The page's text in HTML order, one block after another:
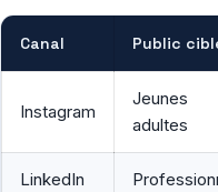
Canal Public
Instagram
Jeunes
adultes
LinkedIn